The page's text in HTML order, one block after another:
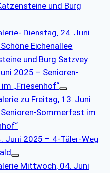
und Burg
Dienstag, 24. Juni
Eichenallee,
und Burg Satzvey
2025 – Senioren-
„Friesenhof“
zu Freitag, 13. Juni
Sommerfest im
Juni 2025 – 4-Täler-Weg
Mittwoch, 04. Juni